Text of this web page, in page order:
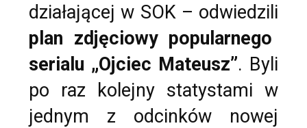
działającej w SOK – odwiedzili
plan zdjęciowy popularnego
serialu „Ojciec Mateusz”. Byli
po raz kolejny statystami w
jednym z odcinków nowej